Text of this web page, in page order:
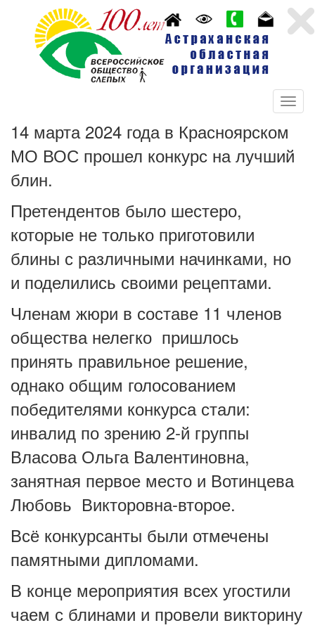
14 марта 2024 года в Красноярском
МО ВОС прошел конкурс на лучший
блин.
Претендентов было шестеро,
которые не только приготовили
блины с различными начинками, но
и поделились своими рецептами.
Членам жюри в составе 11 членов
общества нелегко пришлось
принять правильное решение,
однако общим голосованием
победителями конкурса стали:
инвалид по зрению 2-й группы
Власова Ольга Валентиновна,
занятная первое место и Вотинцева
Любовь Викторовна-второе.
Всё конкурсанты были отмечены
памятными дипломами.
В конце мероприятия всех угостили
чаем с блинами и провели викторину